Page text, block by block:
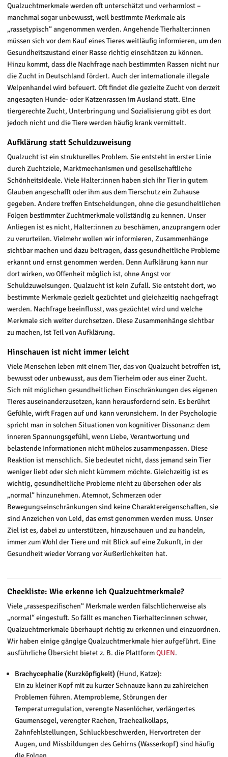
Qualzuchtmerkmale werden oft unterschätzt und verharmlost –
manchmal sogar unbewusst, weil bestimmte Merkmale als
„rassetypisch“ angenommen werden. Angehende Tierhalter:innen
müssen sich vor dem Kauf eines Tieres weitläufig informieren, um den
Gesundheitszustand einer Rasse richtig einschätzen zu können.
Hinzu kommt, dass die Nachfrage nach bestimmten Rassen nicht nur
die Zucht in Deutschland fördert. Auch der internationale illegale
Welpenhandel wird befeuert. Oft findet die gezielte Zucht von derzeit
angesagten Hunde- oder Katzenrassen im Ausland statt. Eine
tiergerechte Zucht, Unterbringung und Sozialisierung gibt es dort
jedoch nicht und die Tiere werden häufig krank vermittelt.
Aufklärung statt Schuldzuweisung
Qualzucht ist ein strukturelles Problem. Sie entsteht in erster Linie
durch Zuchtziele, Marktmechanismen und gesellschaftliche
Schönheitsideale. Viele Halter:innen haben sich ihr Tier in gutem
Glauben angeschafft oder ihm aus dem Tierschutz ein Zuhause
gegeben. Andere treffen Entscheidungen, ohne die gesundheitlichen
Folgen bestimmter Zuchtmerkmale vollständig zu kennen. Unser
Anliegen ist es nicht, Halter:innen zu beschämen, anzuprangern oder
zu verurteilen. Vielmehr wollen wir informieren, Zusammenhänge
sichtbar machen und dazu beitragen, dass gesundheitliche Probleme
erkannt und ernst genommen werden. Denn Aufklärung kann nur
dort wirken, wo Offenheit möglich ist, ohne Angst vor
Schuldzuweisungen. Qualzucht ist kein Zufall. Sie entsteht dort, wo
bestimmte Merkmale gezielt gezüchtet und gleichzeitig nachgefragt
werden. Nachfrage beeinflusst, was gezüchtet wird und welche
Merkmale sich weiter durchsetzen. Diese Zusammenhänge sichtbar
zu machen, ist Teil von Aufklärung.
Hinschauen ist nicht immer leicht
Viele Menschen leben mit einem Tier, das von Qualzucht betroffen ist,
bewusst oder unbewusst, aus dem Tierheim oder aus einer Zucht.
Sich mit möglichen gesundheitlichen Einschränkungen des eigenen
Tieres auseinanderzusetzen, kann herausfordernd sein. Es berührt
Gefühle, wirft Fragen auf und kann verunsichern. In der Psychologie
spricht man in solchen Situationen von kognitiver Dissonanz: dem
inneren Spannungsgefühl, wenn Liebe, Verantwortung und
belastende Informationen nicht mühelos zusammenpassen. Diese
Reaktion ist menschlich. Sie bedeutet nicht, dass jemand sein Tier
weniger liebt oder sich nicht kümmern möchte. Gleichzeitig ist es
wichtig, gesundheitliche Probleme nicht zu übersehen oder als
„normal“ hinzunehmen. Atemnot, Schmerzen oder
Bewegungseinschränkungen sind keine Charaktereigenschaften, sie
sind Anzeichen von Leid, das ernst genommen werden muss. Unser
Ziel ist es, dabei zu unterstützen, hinzuschauen und zu handeln,
immer zum Wohl der Tiere und mit Blick auf eine Zukunft, in der
Gesundheit wieder Vorrang vor Äußerlichkeiten hat.
Checkliste: Wie erkenne ich Qualzuchtmerkmale?
Viele „rassespezifischen“ Merkmale werden fälschlicherweise als
„normal“ eingestuft. So fällt es manchen Tierhalter:innen schwer,
Qualzuchtmerkmale überhaupt richtig zu erkennen und einzuordnen.
Wir haben einige gängige Qualzuchtmerkmale hier aufgeführt. Eine
ausführliche Übersicht bietet z. B. die PlattformQUEN.
Brachycephalie (Kurzköpfigkeit) (Hund, Katze):
Ein zu kleiner Kopf mit zu kurzer Schnauze kann zu zahlreichen
Problemen führen. Atemprobleme, Störungen der
Temperaturregulation, verengte Nasenlöcher, verlängertes
Gaumensegel, verengter Rachen, Trachealkollaps,
Zahnfehlstellungen, Schluckbeschwerden, Hervortreten der
Augen, und Missbildungen des Gehirns (Wasserkopf) sind häufig